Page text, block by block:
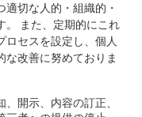
切な人的・組織的・
。 また、定期的にこれ
ロセスを設定し、個人
な改善に努めておりま
開示、内容の訂正、